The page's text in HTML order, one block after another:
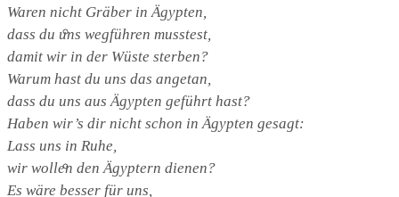
Geschichte St.Marien
Flügelaltar
Waren nicht Gräber in Ägypten,
dass du uns wegführen musstest,
damit wir in der Wüste sterben?
Warum hast du uns das angetan,
dass du uns aus Ägypten geführt hast?
Haben wir’s dir nicht schon in Ägypten gesagt:
Lass uns in Ruhe,
wir wollen den Ägyptern dienen?
Es wäre besser für uns,